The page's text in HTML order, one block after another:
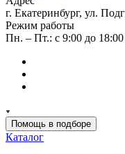
г. Екатеринбург, ул.
Режим работы
Пн. – Пт.: с 9:00 до 18:00
Помощь в подборе
Каталог